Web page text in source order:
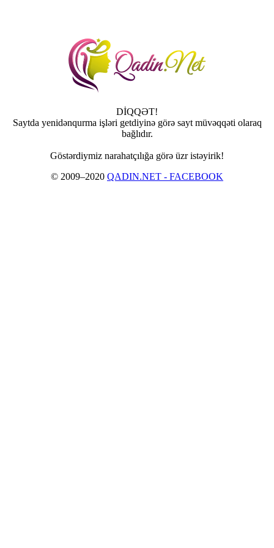
DİQQƏT!
Saytda yenidənqurma işləri getdiyinə görə sayt müvəqqəti olaraq
bağlıdır.
Göstərdiymiz narahatçılığa görə üzr istəyirik!
© 2009–2020 QADIN.NET - FACEBOOK